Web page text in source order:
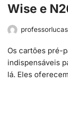
Wise e
professorlucas
Os cartões pré-
indispensáveis
lá. Eles